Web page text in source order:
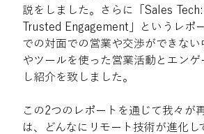
説をしました。さらに「Sales
Trusted Engagement」というレポ
での対面での営業や交渉ができな
やツールを使った営業活動とエンゲ
し紹介を致しました。
この2つのレポートを通じて我々が
は、どんなにリモート技術が進化し